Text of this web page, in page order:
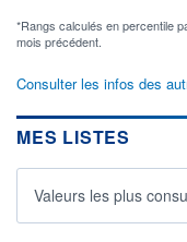
*Rangs calculés en percentile
mois précédent.
Consulter les infos des
MES LISTES
Valeurs les plus